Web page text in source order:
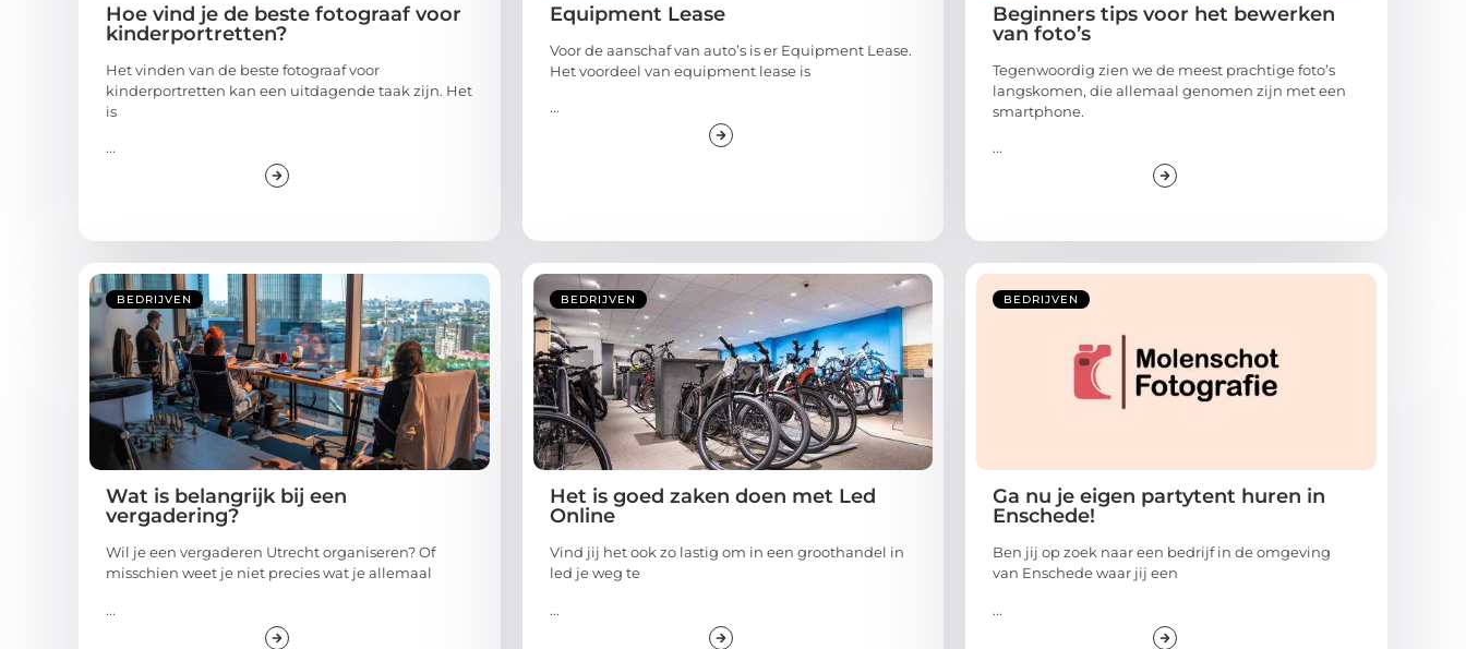
Hoe vind je de beste fotograaf voor
kinderportretten?
Het vinden van de beste fotograaf voor
kinderportretten kan een uitdagende taak zijn. Het
is
...
Equipment Lease
Voor de aanschaf van auto’s is er Equipment Lease.
Het voordeel van equipment lease is
...
Beginners tips voor het bewerken
van foto’s
Tegenwoordig zien we de meest prachtige foto’s
langskomen, die allemaal genomen zijn met een
smartphone.
...
BEDRIJVEN
Wat is belangrijk bij een
vergadering?
Wil je een vergaderen Utrecht organiseren? Of
misschien weet je niet precies wat je allemaal
...
BEDRIJVEN
Het is goed zaken doen met Led
Online
Vind jij het ook zo lastig om in een groothandel in
led je weg te
...
BEDRIJVEN
Ga nu je eigen partytent huren in
Enschede!
Ben jij op zoek naar een bedrijf in de omgeving
van Enschede waar jij een
...